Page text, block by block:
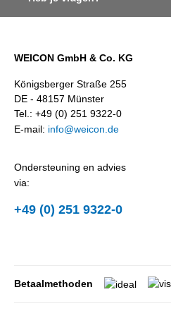
WEICON GmbH & Co. KG
Königsberger Straße 255
DE - 48157 Münster
Tel.: +49 (0) 251 9322-0
E-mail: info@weicon.de
Ondersteuning en advies
via:
+49 (0) 251 9322-0
Betaalmethoden